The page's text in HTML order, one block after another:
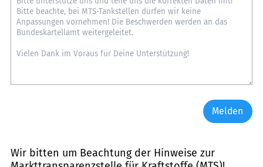
Melden
Wir bitten um Beachtung der Hinweise zur